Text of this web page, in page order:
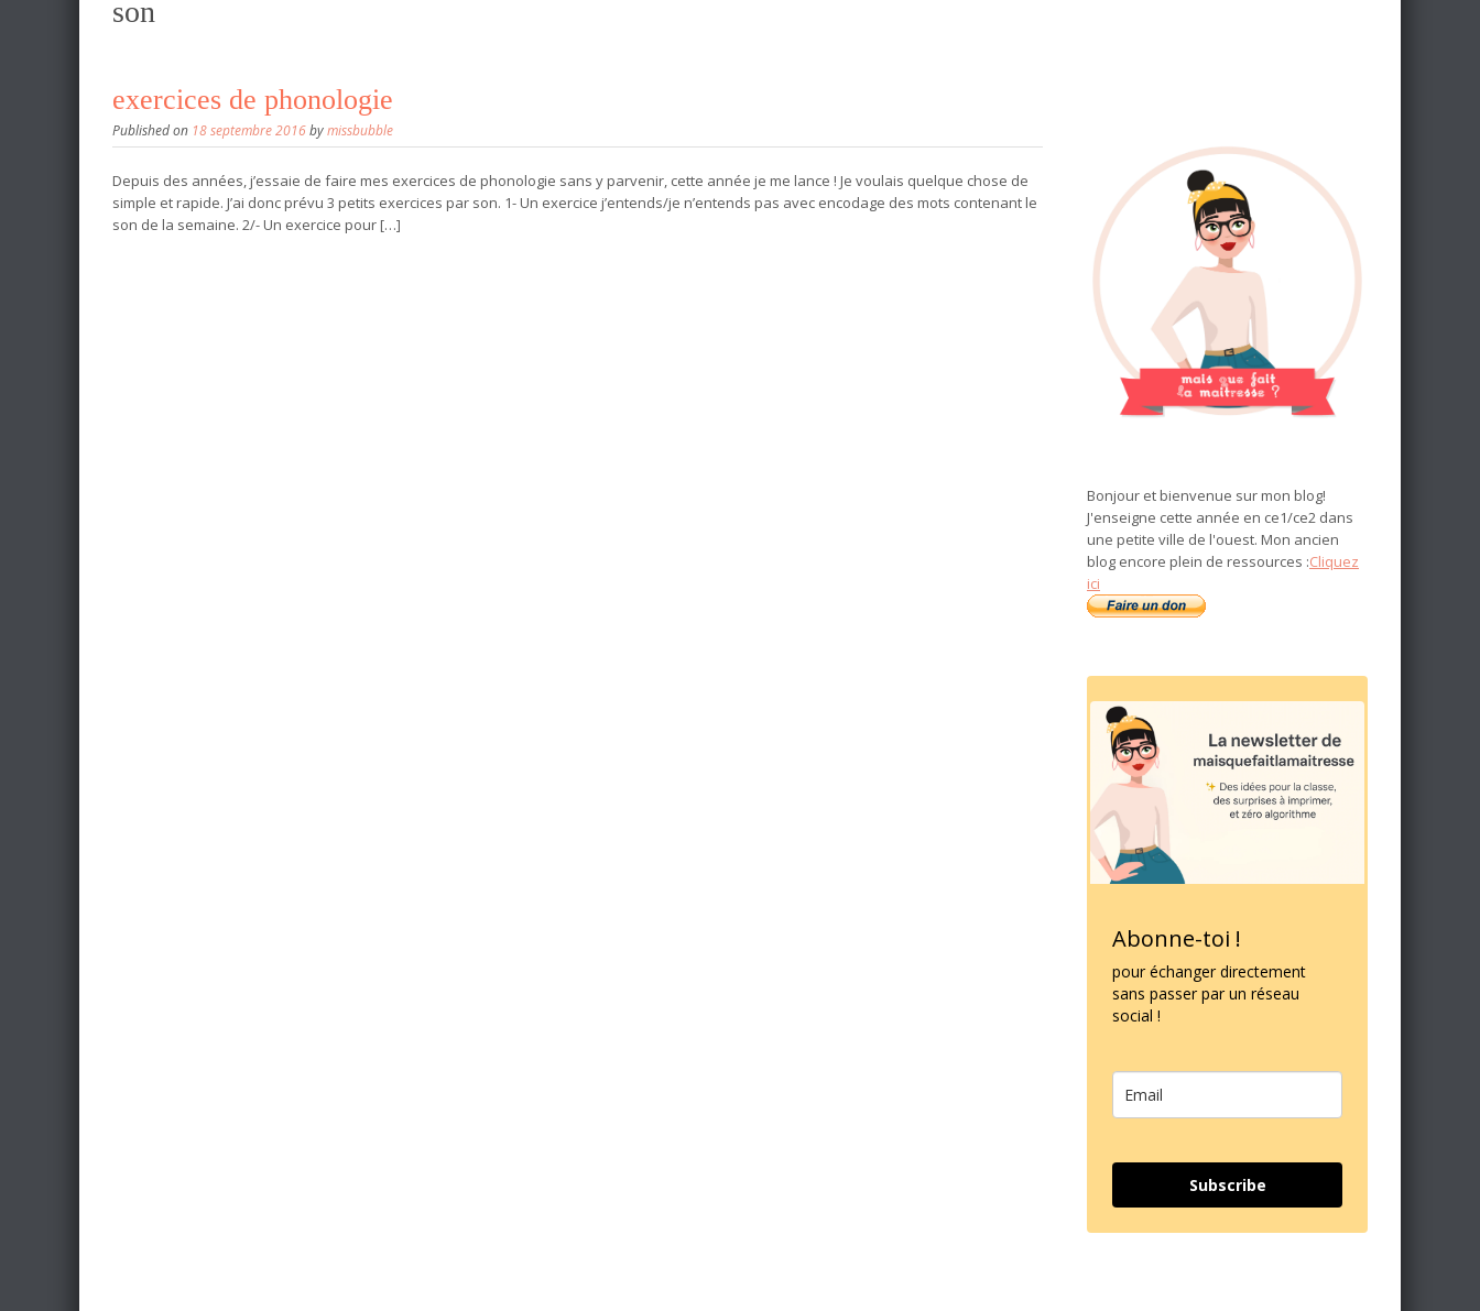
son
exercices de phonologie
Published on 18 septembre 2016bymissbubble
Depuis des années, j’essaie de faire mes exercices de phonologie sans y parvenir, cette année je me lance ! Je voulais quelque chose de
simple et rapide. J’ai donc prévu 3 petits exercices par son. 1- Un exercice j’entends/je n’entends pas avec encodage des mots contenant le
son de la semaine. 2/- Un exercice pour […]
Bonjour et bienvenue sur mon blog!
J'enseigne cette année en ce1/ce2 dans
une petite ville de l'ouest. Mon ancien
blog encore plein de ressources :Cliquez
ici
Abonne-toi !
pour échanger directement
sans passer par un réseau
social !
Subscribe